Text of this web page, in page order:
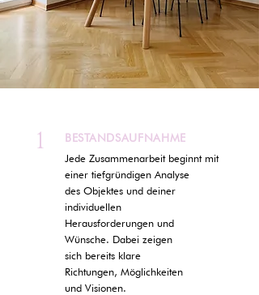
1
BESTANDSAUFNAHME
Jede Zusammenarbeit beginnt mit
einer tiefgründigen Analyse
des Objektes und deiner
individuellen
Herausforderungen und
Wünsche. Dabei zeigen
sich bereits klare
Richtungen, Möglichkeiten
und Visionen.